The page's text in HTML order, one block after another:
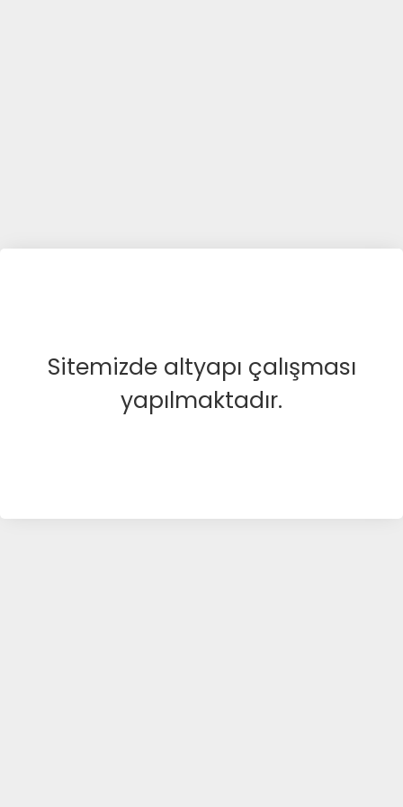
Sitemizde altyapı çalışması
yapılmaktadır.